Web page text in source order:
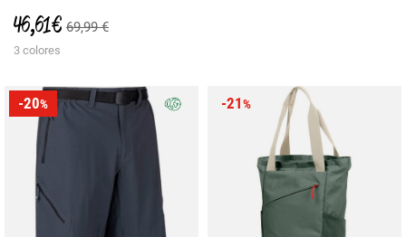
46,61 € 69,99 €
3 colores
-20% -21%